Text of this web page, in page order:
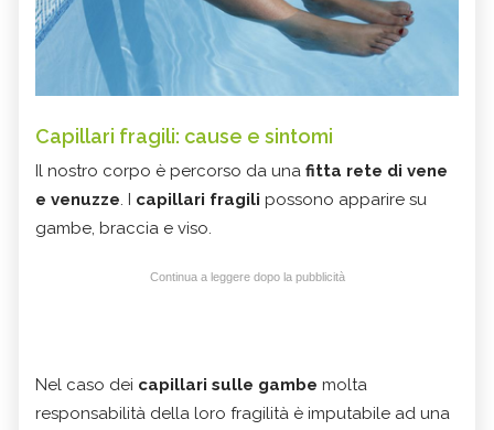
Capillari fragili: cause e sintomi
Il nostro corpo è percorso da una fitta rete di vene
e venuzze. I capillari fragili possono apparire su
gambe, braccia e viso.
Continua a leggere dopo la pubblicità
Nel caso dei capillari sulle gambe molta
responsabilità della loro fragilità è imputabile ad una